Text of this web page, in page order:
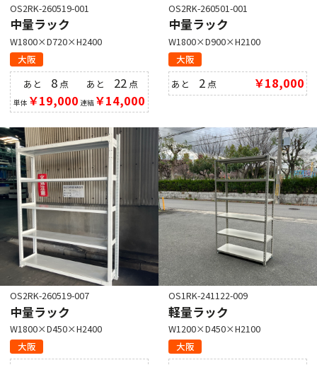
OS2RK-260519-001
中量ラック
W1800×D720×H2400
大阪
あと 8 点
単体 ￥19,000
あと 22 点
連結￥14,000
OS2RK-260501-001
中量ラック
W1800×D900×H2100
大阪
あと 2 点 ￥18,000
OS2RK-260519-007
中量ラック
W1800×D450×H2400
大阪
OS1RK-241122-009
軽量ラック
W1200×D450×H2100
大阪